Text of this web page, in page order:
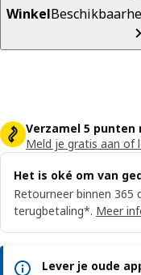
Winkel
Verzamel 5 punten
Meld je gratis aan of
Het is oké om van
Retourneer binnen 365
terugbetaling*. Meer
Lever je oude